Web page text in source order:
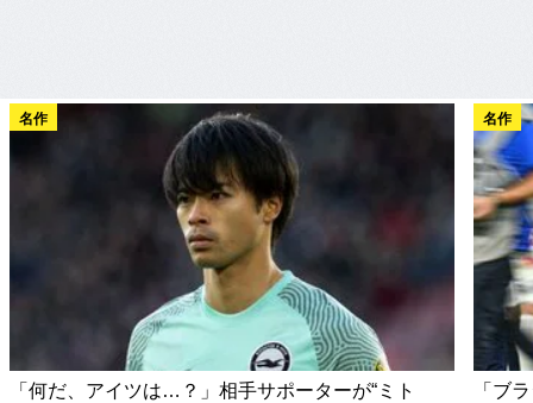
名作
「何だ、アイツは…？」相手サポーターが“ミト
名作
「ブ